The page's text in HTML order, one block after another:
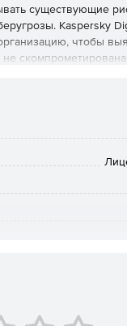
существующие
Kaspersky
чтобы
скомпрометирована
управления,
параметров, в
искать утечки
чатах и
и может быть